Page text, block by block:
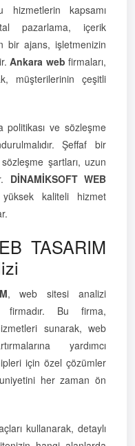
hizmetlerin kapsamı
pazarlama, içerik
bir ajans, işletmenizin
Ankara web firmaları,
müşterilerinin çeşitli
politikası ve sözleşme
Şeffaf bir
şartları, uzun
DİNAMİKSOFT WEB
kaliteli hizmet
TASARIM
, web sitesi analizi
firmadır. Bu firma,
sunarak, web
yardımcı
için özel çözümler
her zaman ön
kullanarak, detaylı